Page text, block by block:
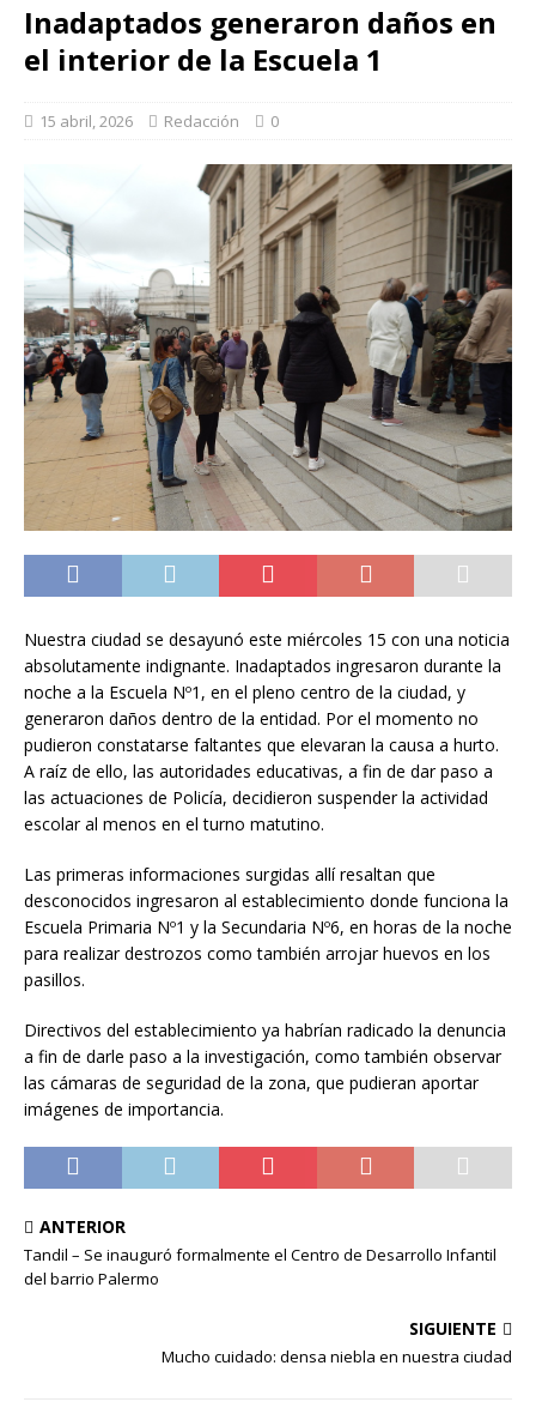
Inadaptados generaron daños en
el interior de la Escuela 1
15 abril, 2026 Redacción 0
Nuestra ciudad se desayunó este miércoles 15 con una noticia
absolutamente indignante. Inadaptados ingresaron durante la
noche a la Escuela Nº1, en el pleno centro de la ciudad, y
generaron daños dentro de la entidad. Por el momento no
pudieron constatarse faltantes que elevaran la causa a hurto.
A raíz de ello, las autoridades educativas, a fin de dar paso a
las actuaciones de Policía, decidieron suspender la actividad
escolar al menos en el turno matutino.
Las primeras informaciones surgidas allí resaltan que
desconocidos ingresaron al establecimiento donde funciona la
Escuela Primaria Nº1 y la Secundaria Nº6, en horas de la noche
para realizar destrozos como también arrojar huevos en los
pasillos.
Directivos del establecimiento ya habrían radicado la denuncia
a fin de darle paso a la investigación, como también observar
las cámaras de seguridad de la zona, que pudieran aportar
imágenes de importancia.
ANTERIOR
Tandil – Se inauguró formalmente el Centro de Desarrollo Infantil
del barrio Palermo
SIGUIENTE
Mucho cuidado: densa niebla en nuestra ciudad